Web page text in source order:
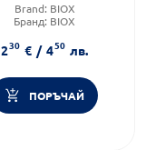
Brand: BIOX
Бранд: BIOX
230 € / 450 лв.
ПОРЪЧАЙ